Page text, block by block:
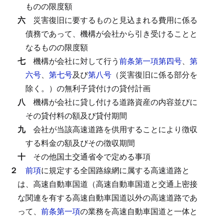
ものの限度額
六 災害復旧に要するものと見込まれる費用に係る
債務であって、機構が会社から引き受けることと
なるものの限度額
七 機構が会社に対して行う前条第一項第四号、 第
六号、 第七号及び第八号 （災害復旧に係る部分を
除く。）の無利子貸付けの貸付計画
八 機構が会社に貸し付ける道路資産の内容並びに
その貸付料の額及び貸付期間
九 会社が当該高速道路を供用することにより徴収
する料金の額及びその徴収期間
十 その他国土交通省令で定める事項
２ 前項に規定する全国路線網に属する高速道路と
は、高速自動車国道（高速自動車国道と交通上密接
な関連を有する高速自動車国道以外の高速道路であ
って、 前条第一項の業務を高速自動車国道と一体と